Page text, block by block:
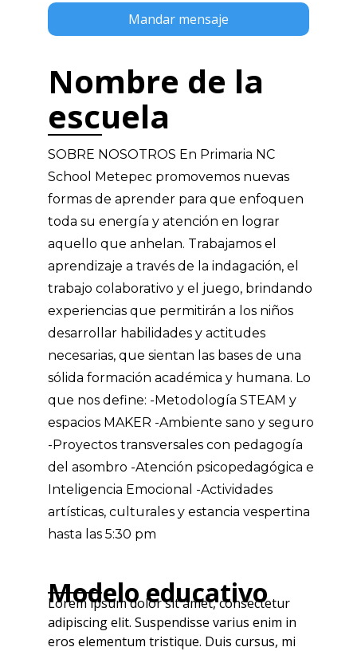
Nombre de la
escuela
SOBRE NOSOTROS En Primaria NC
School Metepec promovemos nuevas
formas de aprender para que enfoquen
toda su energía y atención en lograr
aquello que anhelan. Trabajamos el
aprendizaje a través de la indagación, el
trabajo colaborativo y el juego, brindando
experiencias que permitirán a los niños
desarrollar habilidades y actitudes
necesarias, que sientan las bases de una
sólida formación académica y humana. Lo
que nos define: -Metodología STEAM y
espacios MAKER -Ambiente sano y seguro
-Proyectos transversales con pedagogía
del asombro -Atención psicopedagógica e
Inteligencia Emocional -Actividades
artísticas, culturales y estancia vespertina
hasta las 5:30 pm
Modelo educativo
Lorem ipsum dolor sit amet, consectetur
adipiscing elit. Suspendisse varius enim in
eros elementum tristique. Duis cursus, mi